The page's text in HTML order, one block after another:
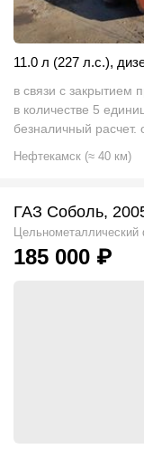
11.0 л (227 л.с.),
в связи с закрытием
в количестве 5
безналичный расчет.
Нефтекамск (≈ 40 км)
ГАЗ Соболь,
Цельнометаллический
185 000 ₽